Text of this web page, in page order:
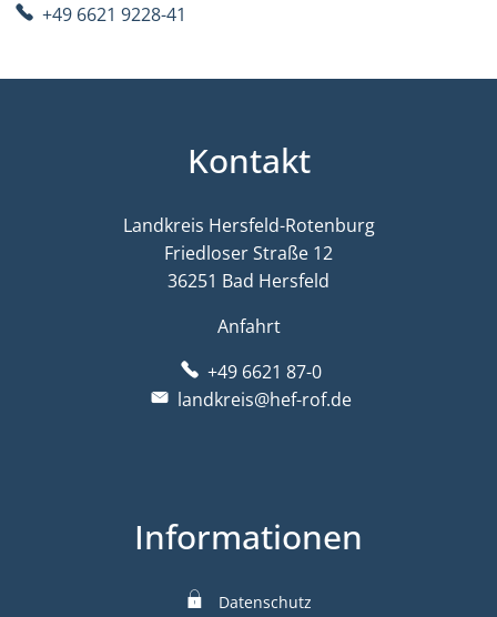
+49 6621 9228-41
Kontakt
Landkreis Hersfeld-Rotenburg
Friedloser Straße 12
36251 Bad Hersfeld
Anfahrt
+49 6621 87-0
landkreis@hef-rof.de
Informationen
Datenschutz